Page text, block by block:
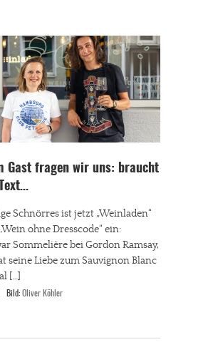
Gast fragen wir uns: braucht
Schnörres ist jetzt „Weinladen“
ohne Dresscode“ ein:
Sommelière bei Gordon Ramsay,
seine Liebe zum Sauvignon Blanc
[…]
Bild: Oliver Köhler